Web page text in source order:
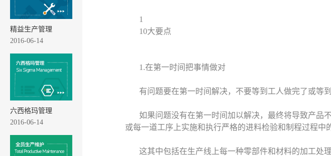
精益生产管理
2016-06-14
六西格玛管理
2016-06-14
1
10大要点
1.在第一时间把事情做对
有问题要在第一时间解决，不要等到工人做完了或等
如果问题没有在第一时间加以解决，最终将导致产品
或每一道工序上实施和执行严格的进料检验和制程过程中
这其中包括在生产线上每一种零部件和材料的加工处